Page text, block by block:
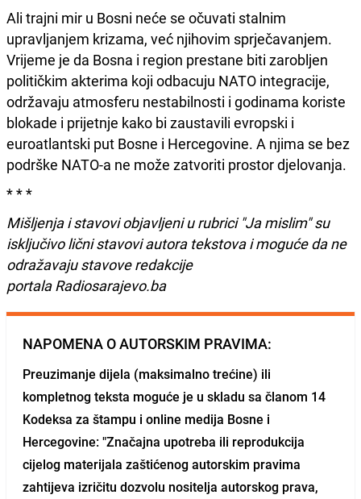
Ali trajni mir u Bosni neće se očuvati stalnim
upravljanjem krizama, već njihovim sprječavanjem.
Vrijeme je da Bosna i region prestane biti zarobljen
političkim akterima koji odbacuju NATO integracije,
održavaju atmosferu nestabilnosti i godinama koriste
blokade i prijetnje kako bi zaustavili evropski i
euroatlantski put Bosne i Hercegovine. A njima se bez
podrške NATO-a ne može zatvoriti prostor djelovanja.
* * *
Mišljenja i stavovi objavljeni u rubrici "Ja mislim" su
isključivo lični stavovi autora tekstova i moguće da ne
odražavaju stavove redakcije
portala Radiosarajevo.ba
NAPOMENA O AUTORSKIM PRAVIMA:
Preuzimanje dijela (maksimalno trećine) ili
kompletnog teksta moguće je u skladu sa članom 14
Kodeksa za štampu i online medija Bosne i
Hercegovine: "Značajna upotreba ili reprodukcija
cijelog materijala zaštićenog autorskim pravima
zahtijeva izričitu dozvolu nositelja autorskog prava,